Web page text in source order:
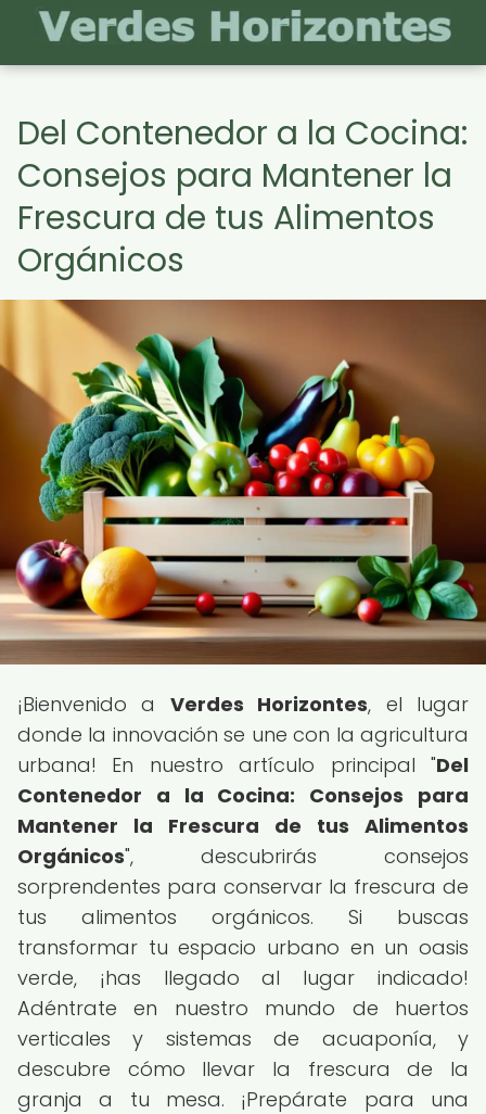
Del Contenedor a la Cocina:
Consejos para Mantener la
Frescura de tus Alimentos
Orgánicos
¡Bienvenido a Verdes Horizontes, el lugar
donde la innovación se une con la agricultura
urbana! En nuestro artículo principal "Del
Contenedor a la Cocina: Consejos para
Mantener la Frescura de tus Alimentos
Orgánicos", descubrirás consejos
sorprendentes para conservar la frescura de
tus alimentos orgánicos. Si buscas
transformar tu espacio urbano en un oasis
verde, ¡has llegado al lugar indicado!
Adéntrate en nuestro mundo de huertos
verticales y sistemas de acuaponía, y
descubre cómo llevar la frescura de la
granja a tu mesa. ¡Prepárate para una